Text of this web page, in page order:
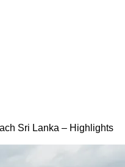
Sri Lanka – Highlights